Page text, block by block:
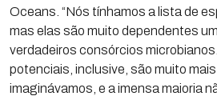
Oceans. “Nós tínhamos a lista de
mas elas são muito dependentes
verdadeiros consórcios
potenciais, inclusive, são muito
imaginávamos, e a imensa maioria